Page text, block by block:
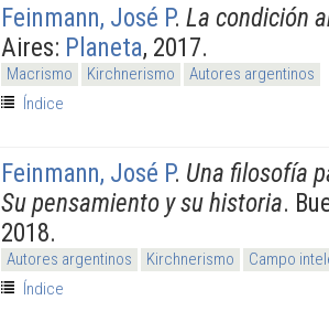
Feinmann, José P. La condición
Aires: Planeta, 2017.
Macrismo Kirchnerismo
Autores argentinos
Índice
Feinmann, José P. Una filosofía
Su pensamiento y su historia.
2018.
Autores argentinos Kirchnerismo
Campo
Índice